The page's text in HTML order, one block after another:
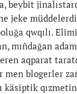
beybit
jeke
qwqılı.
mıñdağan
aqparat
blogerler
käsiptik